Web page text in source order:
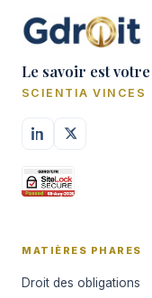
Le savoir est
SCIENTIA VINCES
MATIÈRES PHARES
Droit des obligations